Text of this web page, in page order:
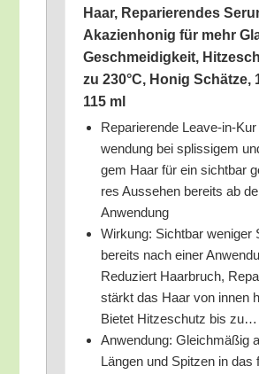
Haar, Repa­rie­ren­des
Aka­zi­en­ho­nig für mehr
Geschmei­dig­keit,
zu 230°C, Honig Schät­ze,
115 ml
Repa­rie­ren­de Lea­ve-in-
wen­dung bei splis­si­gem
gem Haar für ein sicht­bar
res Aus­se­hen bereits ab
Anwendung
Wir­kung: Sicht­bar weni­ger
bereits nach einer
Redu­ziert Haar­bruch,
stärkt das Haar von innen
Bie­tet Hit­ze­schutz bis zu…
Anwen­dung: Gleich­mä­ßig
Län­gen und Spit­zen in das